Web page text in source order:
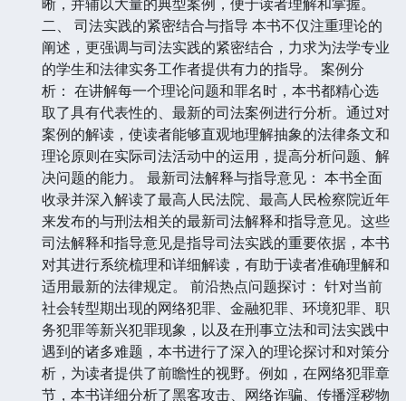
二、 司法实践的紧密结合与指导 本书不仅注重理论的
阐述，更强调与司法实践的紧密结合，力求为法学专业
的学生和法律实务工作者提供有力的指导。 案例分
析： 在讲解每一个理论问题和罪名时，本书都精心选
取了具有代表性的、最新的司法案例进行分析。通过对
案例的解读，使读者能够直观地理解抽象的法律条文和
理论原则在实际司法活动中的运用，提高分析问题、解
决问题的能力。 最新司法解释与指导意见： 本书全面
收录并深入解读了最高人民法院、最高人民检察院近年
来发布的与刑法相关的最新司法解释和指导意见。这些
司法解释和指导意见是指导司法实践的重要依据，本书
对其进行系统梳理和详细解读，有助于读者准确理解和
适用最新的法律规定。 前沿热点问题探讨： 针对当前
社会转型期出现的网络犯罪、金融犯罪、环境犯罪、职
务犯罪等新兴犯罪现象，以及在刑事立法和司法实践中
遇到的诸多难题，本书进行了深入的理论探讨和对策分
析，为读者提供了前瞻性的视野。例如，在网络犯罪章
节，本书详细分析了黑客攻击、网络诈骗、传播淫秽物